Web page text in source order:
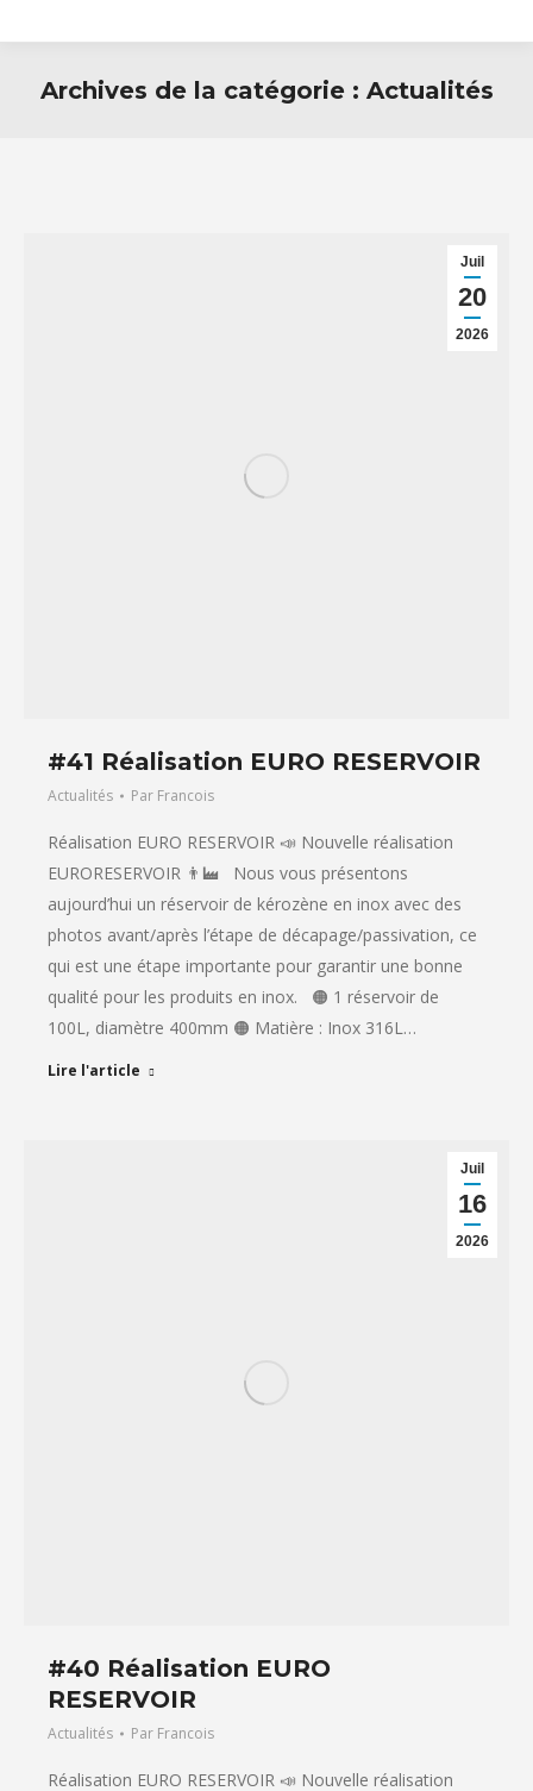
Archives de la catégorie : Actualités
Juil
20
2026
#41 Réalisation EURO RESERVOIR
Actualités Par Francois
Réalisation EURO RESERVOIR 📣 Nouvelle réalisation
EURORESERVOIR 👨‍🏭 Nous vous présentons
aujourd’hui un réservoir de kérozène en inox avec des
photos avant/après l’étape de décapage/passivation, ce
qui est une étape importante pour garantir une bonne
qualité pour les produits en inox. 🟠 1 réservoir de
100L, diamètre 400mm 🟠 Matière : Inox 316L…
Lire l'article
Juil
16
2026
#40 Réalisation EURO
RESERVOIR
Actualités Par Francois
Réalisation EURO RESERVOIR 📣 Nouvelle réalisation